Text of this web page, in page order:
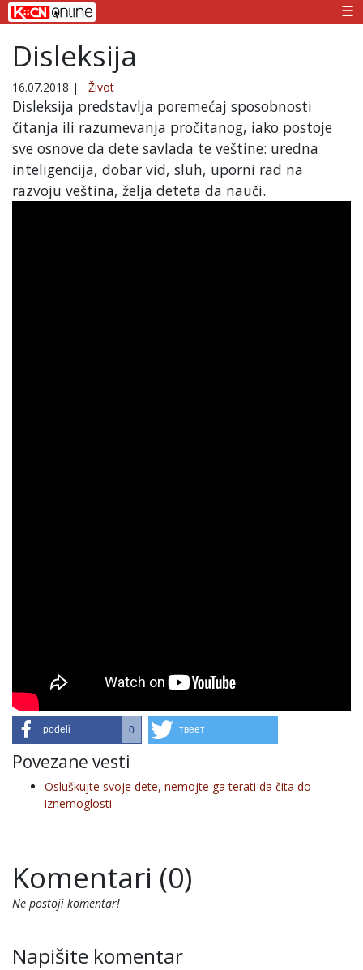
☰
Disleksija
16.07.2018 | Život
Disleksija predstavlja poremećaj sposobnosti
čitanja ili razumevanja pročitanog, iako postoje
sve osnove da dete savlada te veštine: uredna
inteligencija, dobar vid, sluh, uporni rad na
razvoju veština, želja deteta da nauči.
podeli 0 твеет
Povezane vesti
Osluškujte svoje dete, nemojte ga terati da čita do
iznemoglosti
Komentari (0)
Ne postoji komentar!
Napišite komentar